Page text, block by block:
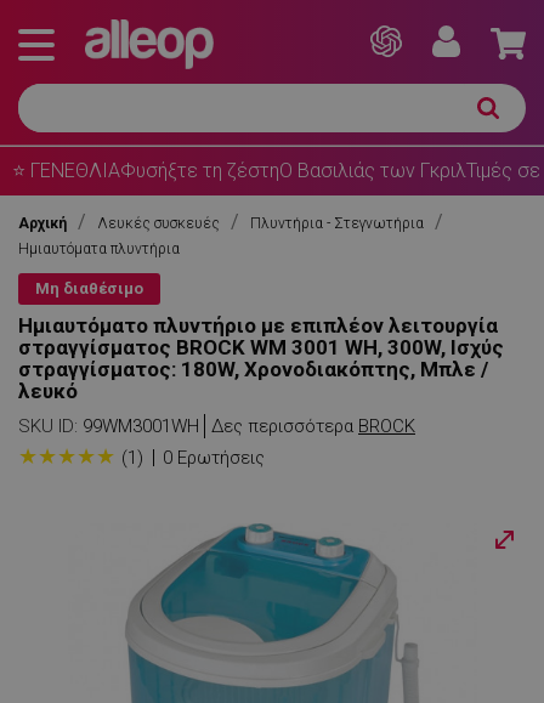
⭐ ΓΕΝΕΘΛΙΑΦυσήξτε τη ζέστηΟ Βασιλιάς των ΓκριλΤιμές σε
Αρχική Λευκές συσκευές
Πλυντήρια - Στεγνωτήρια
Ημιαυτόματα πλυντήρια
Μη διαθέσιμο
Ημιαυτόματο πλυντήριο με επιπλέον λειτουργία
στραγγίσματος BROCK WM 3001 WH, 300W, Ισχύς
στραγγίσματος: 180W, Χρονοδιακόπτης, Μπλε /
λευκό
SKU ID: 99WM3001WH Δες περισσότερα BROCK
★★★★★ (1) 0 Ερωτήσεις